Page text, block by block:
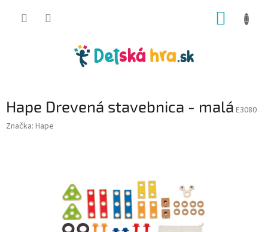
Hape Drevená stavebnica - malá E3080
Značka: Hape